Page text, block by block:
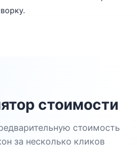
стоимости
стоимость
за несколько кликов